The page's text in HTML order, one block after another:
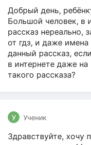
Добрый день,
Большой человек, в
рассказ нереально,
от гдз, и даже
данный рассказ,
в интернете даже на
такого рассказа?
У Ученик
Здравствуйте, хочу